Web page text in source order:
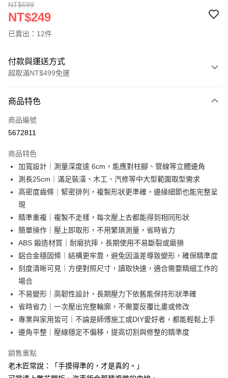
NT$699
NT$249
已賣出：12件
付款與運送方式
超取滿NT$499免運
信用卡一次付款
超商取貨付款
Apple Pay
街口支付
悠遊付
AFTEE先享後付
相關說明
【關於「AFTEE先享後付」】
AFTEE先享後付是「在收到商品之後才付款」的支付方式。 讓您購物簡單
１．簡單：不需註冊會員、不需綁卡、不需儲值。
２．便利：只要手機號碼，簡訊認證，即可結帳。
３．安心：先確認商品／服務後，再付款。
【「AFTEE先享後付」結帳流程】
１．於結帳方式選擇「AFTEE先享後付」後，將跳轉至「AFTEE先享後付」
結帳頁面，進行簡訊認證並確認金額後，即可完成結帳。
２．訂單成立數日內，您將收到繳費通知簡訊。
ATM／網路銀行／等多元方式進行付款，方視為交易完成。
※ 請注意：結帳手續完成當下不需立刻繳費，但若您需要取消訂單，請聯絡
ATM付款
運送方式
全家取貨付款
每筆NT$60，滿NT$499(含以上)免運費
7-11取貨(快速到店)
商品特色
商品編號
5672811
商品特色
加寬設計｜測量深度達 6cm，能應對柱腳、管線等立體邊角
測長25cm｜滿足裝潢、木工、汽修等中大型範圍取型需求
高密度齒條｜緊密排列，複製形狀更準確，邊緣細節也能完整呈
現
精準重複｜複製不走樣，每次壓上去都能得到相同形狀
簡單操作｜壓上即取形，不用繁瑣測量，省時省力
ABS 鍛造材質｜耐磨抗摔，長期使用不易斷裂或磨損
鋁合金穩固條｜結構更牢靠，避免因溫差導致變形，確保精準度
刻度清晰可見｜方便對照尺寸，讀取快速，適合需要精細工作的
場合
不易變形｜高韌性設計，長期壓力下依舊能保持形狀準確
省時省力｜一次壓出完整輪廓，不需要反覆比畫或修改
專業與家用皆可｜不論是師傅施工或DIY愛好者，都能輕鬆上手
邊角平整｜壓線穩定不偏移，提高切割與修整的精準度
銷售重點
老木匠常說：「手摸得準的，才是真的。」